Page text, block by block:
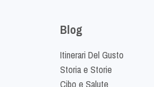
Blog
Itinerari Del Gusto
Storia e Storie
Cibo e Salute